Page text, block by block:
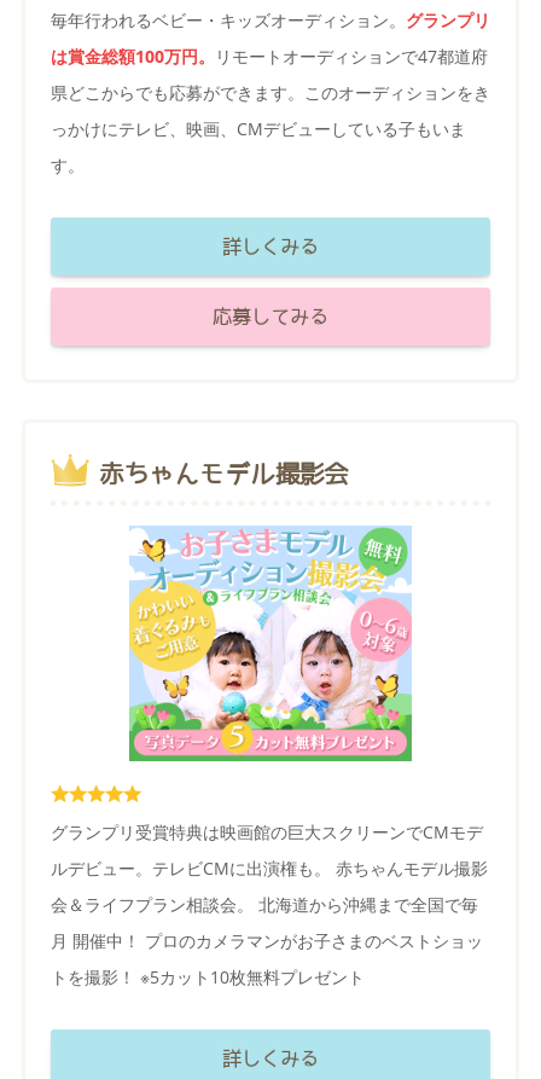
毎年行われるベビー・キッズオーディション。 グランプリ
は賞金総額100万円。
リモートオーディションで47都道府
県どこからでも応募ができます。このオーディションをき
っかけにテレビ、映画、CMデビューしている子もいま
す。
詳しくみる
応募してみる
赤ちゃんモデル撮影会
グランプリ受賞特典は映画館の巨大スクリーンでCMモデ
ルデビュー。テレビCMに出演権も。 赤ちゃんモデル撮影
会＆ライフプラン相談会。 北海道から沖縄まで全国で毎
月 開催中！ プロのカメラマンがお子さまのベストショッ
トを撮影！ ※5カット10枚無料プレゼント
詳しくみる